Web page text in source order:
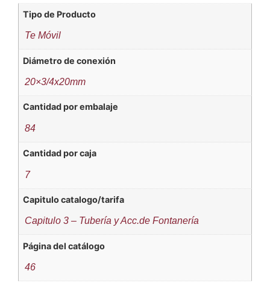
Tipo de Producto
Te Móvil
Diámetro de conexión
20×3/4x20mm
Cantidad por embalaje
84
Cantidad por caja
7
Capitulo catalogo/tarifa
Capitulo 3 – Tubería y Acc.de Fontanería
Página del catálogo
46